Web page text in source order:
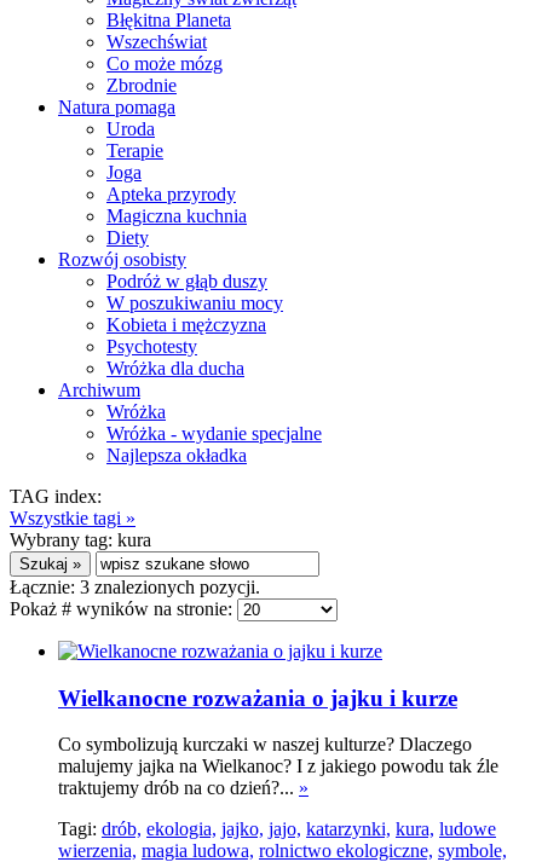
Błękitna Planeta
Wszechświat
Co może mózg
Zbrodnie
Natura pomaga
Uroda
Terapie
Joga
Apteka przyrody
Magiczna kuchnia
Diety
Rozwój osobisty
Podróż w głąb duszy
W poszukiwaniu mocy
Kobieta i mężczyzna
Psychotesty
Wróżka dla ducha
Archiwum
Wróżka
Wróżka - wydanie specjalne
Najlepsza okładka
TAG index:
Wszystkie tagi »
Wybrany tag: kura
Łącznie: 3 znalezionych pozycji.
Pokaż # wyników na stronie:
Wielkanocne rozważania o jajku i kurze
Co symbolizują kurczaki w naszej kulturze? Dlaczego
malujemy jajka na Wielkanoc? I z jakiego powodu tak źle
traktujemy drób na co dzień?... »
Tagi: drób, ekologia, jajko, jajo, katarzynki, kura, ludowe
wierzenia, magia ludowa, rolnictwo ekologiczne, symbole,